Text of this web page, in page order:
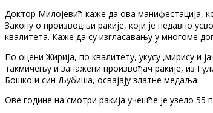
Доктор Милојевић каже да ова манифестација,
Закону о производњи ракије, који је недавно
квалитета. Каже да су изгласавању у многоме
По оцени Жирија, по квалитету, укусу ,мирису и
такмичењу и запажени произвођач ракије, из
Бошко и син Љубиша, освајају златне медаља.
Ове године на смотри ракија учешће је узело